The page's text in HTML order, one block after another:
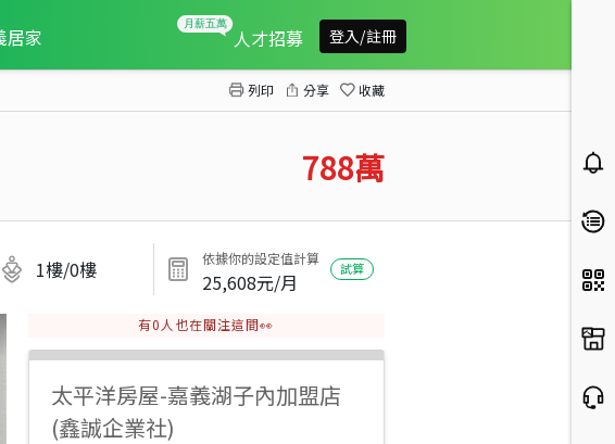
居家 人才招募 登入/註冊
列印 分享 收藏
788萬
1樓/0樓 依據你的設定值計算
25,608元/月
試算
有0 人也在關注這間👀
太平洋房屋-嘉義湖子內加盟店
(鑫誠企業社)